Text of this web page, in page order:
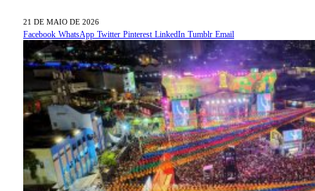
21 DE MAIO DE 2026
Facebook WhatsApp Twitter Pinterest LinkedIn Tumblr Email